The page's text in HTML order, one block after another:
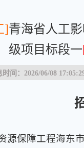
]青海省人工
级项目标段一
时间：2026/06/08
源保障工程海东